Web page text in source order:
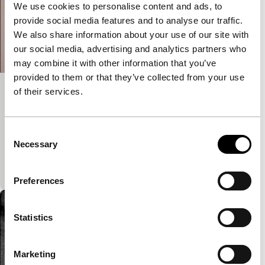
We use cookies to personalise content and ads, to
provide social media features and to analyse our traffic.
We also share information about your use of our site with
our social media, advertising and analytics partners who
may combine it with other information that you’ve
provided to them or that they’ve collected from your use
of their services.
Selection
Necessary
Preferences
Statistics
Marketing
Taxonomy (Death Stories)
beeld prevelt ‘essentiële’ informatie. Dit